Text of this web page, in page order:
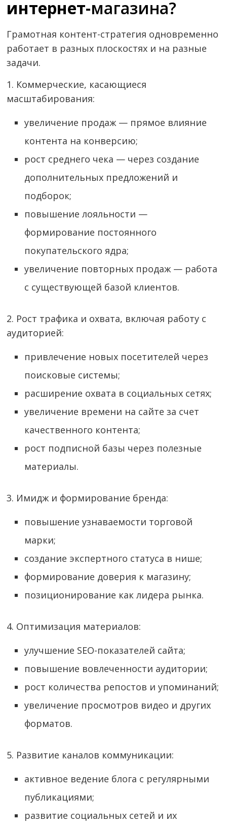
интернет-магазина?
Грамотная контент-стратегия одновременно
работает в разных плоскостях и на разные
задачи.
1. Коммерческие, касающиеся
масштабирования:
увеличение продаж — прямое влияние
контента на конверсию;
рост среднего чека — через создание
дополнительных предложений и
подборок;
повышение лояльности —
формирование постоянного
покупательского ядра;
увеличение повторных продаж — работа
с существующей базой клиентов.
2. Рост трафика и охвата, включая работу с
аудиторией:
привлечение новых посетителей через
поисковые системы;
расширение охвата в социальных сетях;
увеличение времени на сайте за счет
качественного контента;
рост подписной базы через полезные
материалы.
3. Имидж и формирование бренда:
повышение узнаваемости торговой
марки;
создание экспертного статуса в нише;
формирование доверия к магазину;
позиционирование как лидера рынка.
4. Оптимизация материалов:
улучшение SEO-показателей сайта;
повышение вовлеченности аудитории;
рост количества репостов и упоминаний;
увеличение просмотров видео и других
форматов.
5. Развитие каналов коммуникации:
активное ведение блога с регулярными
публикациями;
развитие социальных сетей и их